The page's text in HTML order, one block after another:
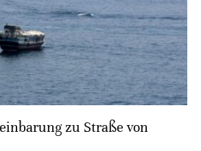
zu Straße von